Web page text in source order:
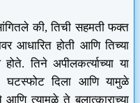
की, तिची सहमती फक्त
आधारित होती आणि तिच्या
तिने अपीलकर्त्याच्या या
घटस्फोट दिला आणि यामुळे
त्यामुळे ते बलात्काराच्या